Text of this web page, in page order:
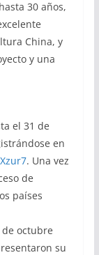
30 años,
China, y
y una
el 31 de
en
. Una vez
de
países
octubre
su